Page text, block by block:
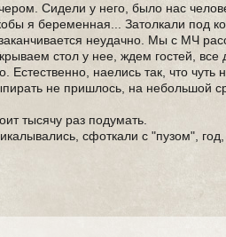
Сидели у него, было нас
я беременная... Затолкали под
неудачно. Мы с МЧ
стол у нее, ждем гостей, все
Естественно, наелись так, что чуть
не пришлось, на небольшой
тысячу раз подумать.
сфоткали с "пузом",